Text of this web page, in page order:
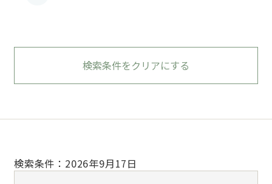
検索条件をクリアにする
検索条件：2026年9月17日